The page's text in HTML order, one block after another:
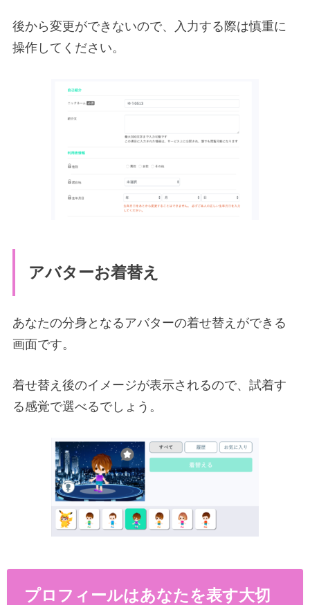
後から変更ができないので、入力する際は慎重に
操作してください。
アバターお着替え
あなたの分身となるアバターの着せ替えができる
画面です。
着せ替え後のイメージが表示されるので、試着す
る感覚で選べるでしょう。
プロフィールはあなたを表す大切